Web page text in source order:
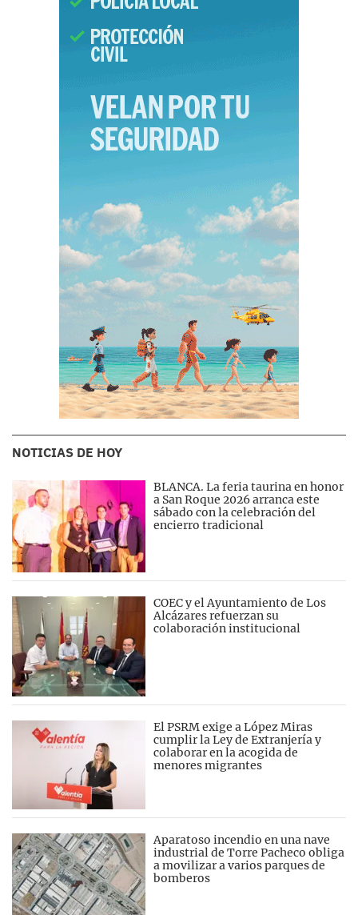
NOTICIAS DE HOY
BLANCA. La feria taurina en honor
a San Roque 2026 arranca este
sábado con la celebración del
encierro tradicional
COEC y el Ayuntamiento de Los
Alcázares refuerzan su
colaboración institucional
El PSRM exige a López Miras
cumplir la Ley de Extranjería y
colaborar en la acogida de
menores migrantes
Aparatoso incendio en una nave
industrial de Torre Pacheco obliga
a movilizar a varios parques de
bomberos